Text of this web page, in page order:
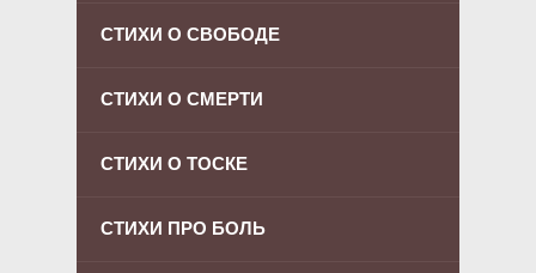
СТИХИ О СВОБОДЕ
СТИХИ О СМЕРТИ
СТИХИ О ТОСКЕ
СТИХИ ПРО БОЛЬ